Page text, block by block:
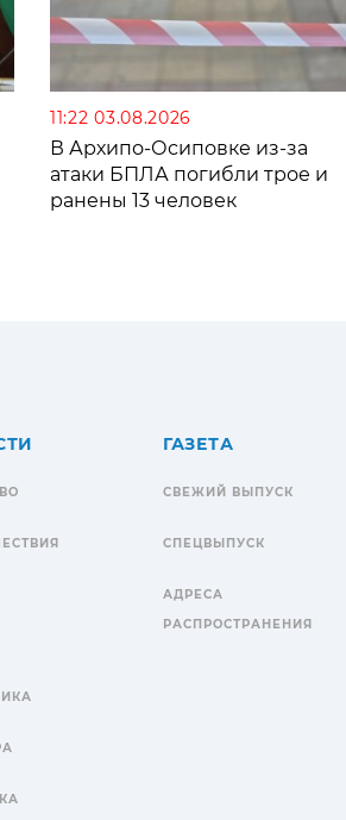
11:22 03.08.2026
В Архипо-Осиповке из-за
атаки БПЛА погибли трое и
ранены 13 человек
ГАЗЕТА
СВЕЖИЙ ВЫПУСК
СПЕЦВЫПУСК
АДРЕСА
РАСПРОСТРАНЕНИЯ